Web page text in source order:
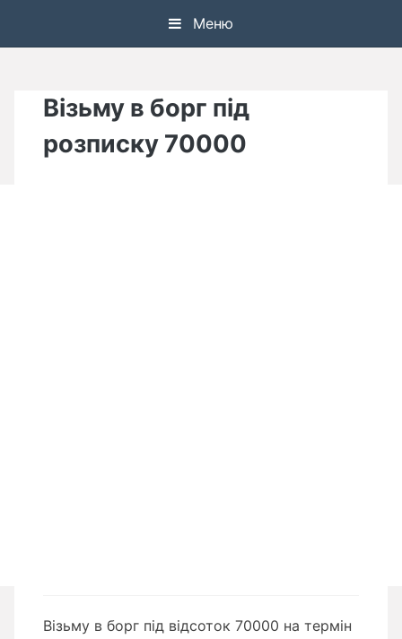
Меню
Візьму в борг під
розписку 70000
Візьму в борг під відсоток 70000 на термін